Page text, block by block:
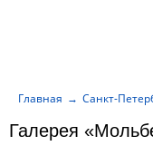
Галерея
Главная Санкт-